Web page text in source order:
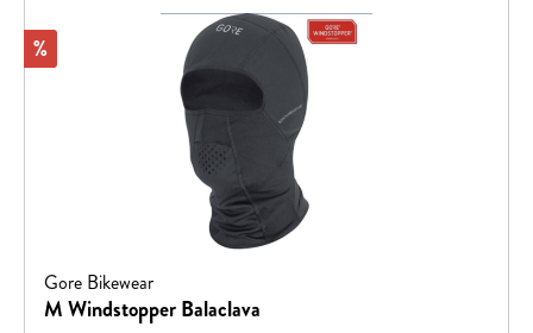
Rabatt
%
Gore Bikewear
M Windstopper Balaclava